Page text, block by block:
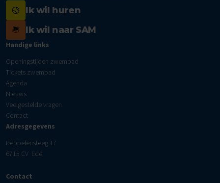
Ik wil huren
Ik wil naar SAM
Handige links
Openingstijden zwembad
Tickets zwembad
Agenda
Nieuws
Veelgestelde vragen
Contact
Adresgegevens
Peppelensteeg 17
6715 CV Ede
Contact